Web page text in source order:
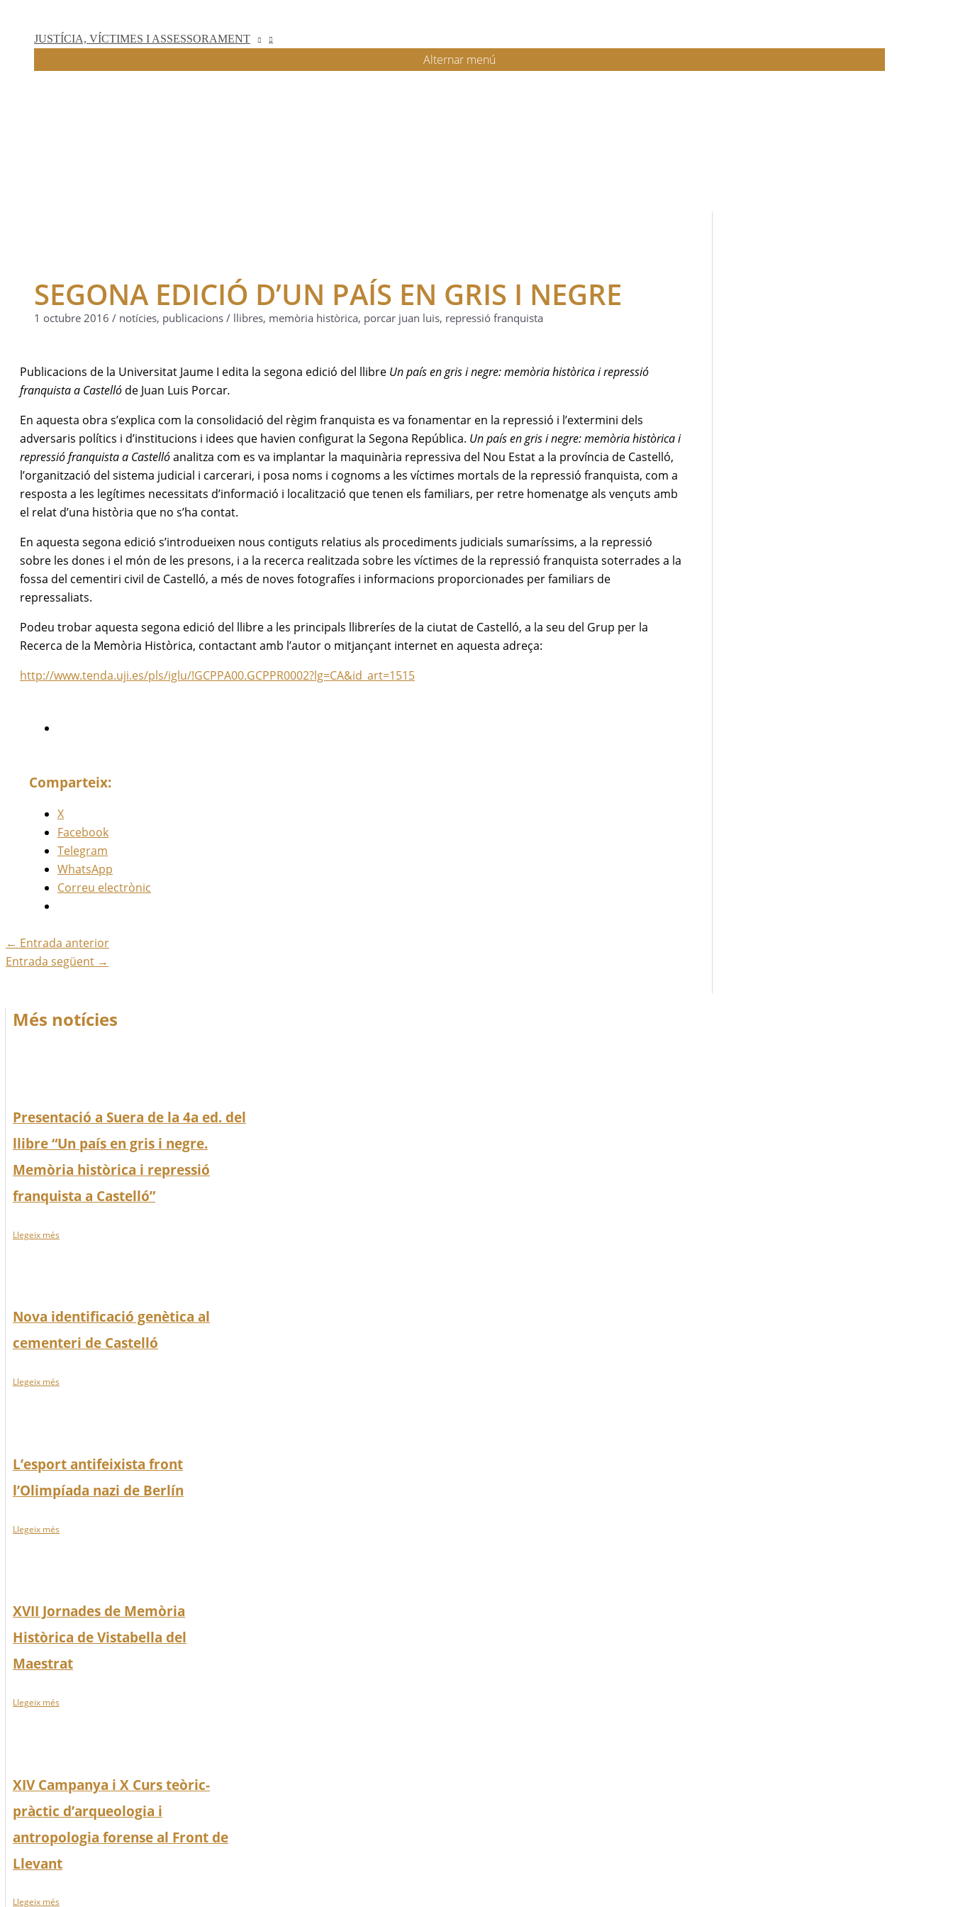
JUSTÍCIA, VÍCTIMES I ASSESSORAMENT
Alternar menú
SEGONA EDICIÓ D’UN PAÍS EN GRIS I NEGRE
1 octubre 2016 / notícies, publicacions / llibres, memòria històrica, porcar juan luis, repressió franquista
Publicacions de la Universitat Jaume I edita la segona edició del llibre Un país en gris i negre: memòria històrica i repressió
franquista a Castelló de Juan Luis Porcar.
En aquesta obra s’explica com la consolidació del règim franquista es va fonamentar en la repressió i l’extermini dels
adversaris polítics i d’institucions i idees que havien configurat la Segona República. Un país en gris i negre: memòria històrica i
repressió franquista a Castellóanalitza com es va implantar la maquinària repressiva del Nou Estat a la província de Castelló,
l’organització del sistema judicial i carcerari, i posa noms i cognoms a les víctimes mortals de la repressió franquista, com a
resposta a les legítimes necessitats d’informació i localització que tenen els familiars, per retre homenatge als vençuts amb
el relat d’una història que no s’ha contat.
En aquesta segona edició s’introdueixen nous contiguts relatius als procediments judicials sumaríssims, a la repressió
sobre les dones i el món de les presons, i a la recerca realitzada sobre les víctimes de la repressió franquista soterrades a la
fossa del cementiri civil de Castelló, a més de noves fotografíes i informacions proporcionades per familiars de
repressaliats.
Podeu trobar aquesta segona edició del llibre a les principals llibreríes de la ciutat de Castelló, a la seu del Grup per la
Recerca de la Memòria Històrica, contactant amb l’autor o mitjançant internet en aquesta adreça:
http://www.tenda.uji.es/pls/iglu/!GCPPA00.GCPPR0002?lg=CA&id_art=1515
Comparteix:
X
Facebook
Telegram
WhatsApp
Correu electrònic
← Entrada anterior
Entrada següent →
Més notícies
Presentació a Suera de la 4a ed. del
llibre “Un país en gris i negre.
Memòria històrica i repressió
franquista a Castelló”
Llegeix més
Nova identificació genètica al
cementeri de Castelló
Llegeix més
L’esport antifeixista front
l’Olimpíada nazi de Berlín
Llegeix més
XVII Jornades de Memòria
Històrica de Vistabella del
Maestrat
Llegeix més
XIV Campanya i X Curs teòric-
pràctic d’arqueologia i
antropologia forense al Front de
Llevant
Llegeix més